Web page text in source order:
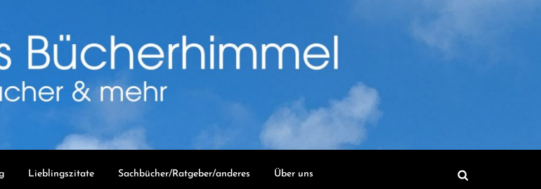
Lieblingszitate Sachbücher/Ratgeber/anderes Über uns